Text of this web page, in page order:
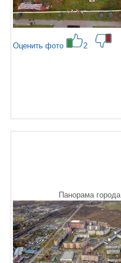
Оценить фото 2
Панорама города